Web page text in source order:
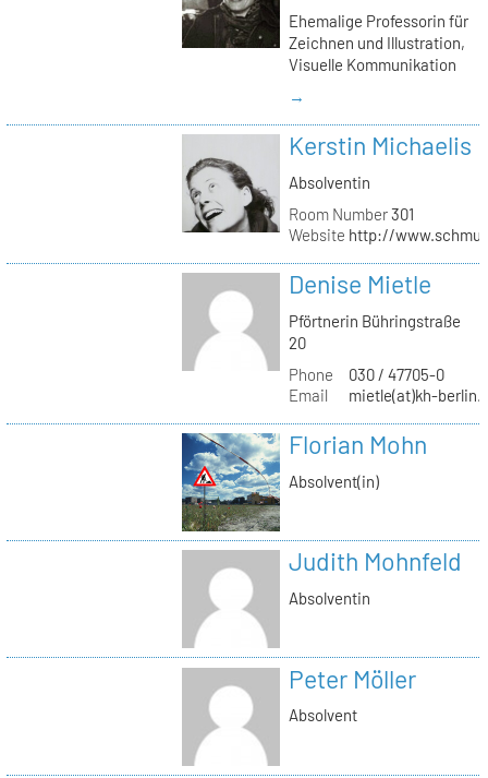
Ehemalige Professorin für
Zeichnen und Illustration,
Visuelle Kommunikation
→
Kerstin Michaelis
Absolventin
Room Number301
Website http://
Denise Mietle
Pförtnerin Bühringstraße
20
Phone
030 / 47705-0
Email
mietle(at)kh-
Florian Mohn
Absolvent(in)
Judith Mohnfeld
Absolventin
Peter Möller
Absolvent